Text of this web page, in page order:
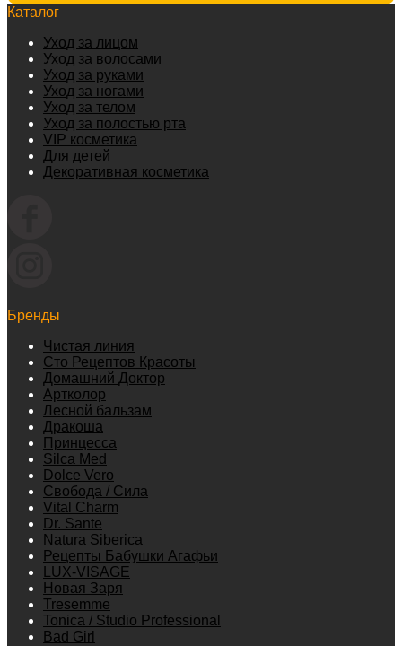
Каталог
Уход за лицом
Уход за волосами
Уход за руками
Уход за ногами
Уход за телом
Уход за полостью рта
VIP косметика
Для детей
Декоративная косметика
Бренды
Чистая линия
Сто Рецептов Красоты
Домашний Доктор
Артколор
Лесной бальзам
Дракоша
Принцесса
Silca Med
Dolce Vero
Свобода / Сила
Vital Charm
Dr. Sante
Natura Siberica
Рецепты Бабушки Агафьи
LUX-VISAGE
Новая Заря
Tresemme
Tonica / Studio Professional
Bad Girl